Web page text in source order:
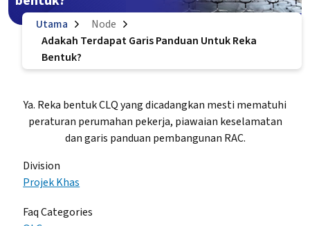
Utama
Node
Adakah Terdapat Garis Panduan Untuk Reka
Bentuk?
Ya. Reka bentuk CLQ yang dicadangkan mesti mematuhi
peraturan perumahan pekerja, piawaian keselamatan
dan garis panduan pembangunan RAC.
Division
Projek Khas
Faq Categories